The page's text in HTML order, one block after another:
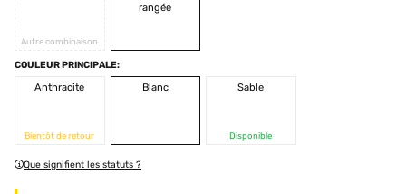
Autre combinaison
rangée
COULEUR PRINCIPALE:
Anthracite
Bientôt de retour
Blanc Sable
Disponible
Que signifient les statuts ?